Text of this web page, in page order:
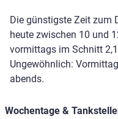
Die günstigste Zeit zum
heute zwischen 10 und
vormittags im Schnitt
Ungewöhnlich:
abends.
Wochentage &